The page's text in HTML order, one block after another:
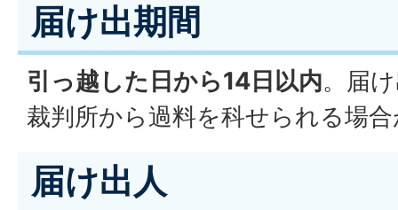
届け出期間
引っ越した日から14日以内。届
裁判所から過料を科せられる場
届け出人